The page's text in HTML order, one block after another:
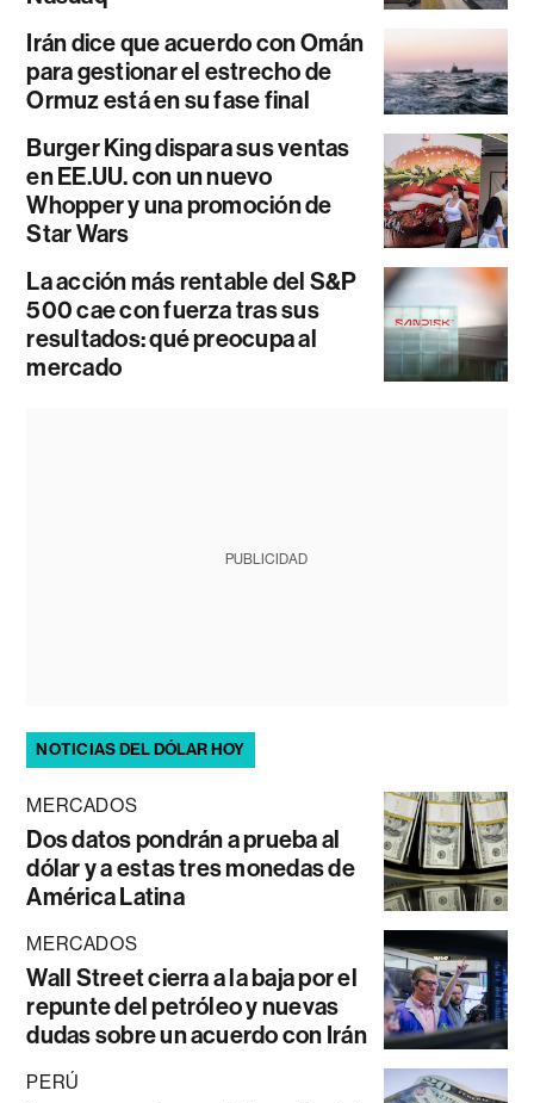
Irán dice que acuerdo con Omán
para gestionar el estrecho de
Ormuz está en su fase final
Burger King dispara sus ventas
en EE.UU. con un nuevo
Whopper y una promoción de
Star Wars
La acción más rentable del S&P
500 cae con fuerza tras sus
resultados: qué preocupa al
mercado
PUBLICIDAD
NOTICIAS DEL DÓLAR HOY
MERCADOS
Dos datos pondrán a prueba al
dólar y a estas tres monedas de
América Latina
MERCADOS
Wall Street cierra a la baja por el
repunte del petróleo y nuevas
dudas sobre un acuerdo con Irán
PERÚ